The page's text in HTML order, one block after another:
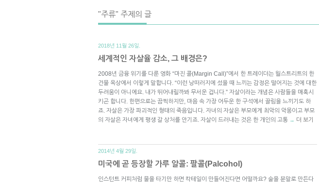
"주류" 주제의 글
2018년 11월 26일.
세계적인 자살율 감소, 그 배경은?
2008년 금융 위기를 다룬 영화 “마진 콜(Margin Call)”에서 한 트레이더는 월스트리트의 한
건물 옥상에서 이렇게 말합니다. “이런 낭떠러지에 섰을 때 느끼는 감정은 떨어지는 것에 대한
두려움이 아니에요. 내가 뛰어내릴까봐 무서운 겁니다.” 자살이라는 개념은 사람들을 매혹시
키곤 합니다. 한편으로는 끔찍하지만, 마음 속 가장 어두운 한 구석에서 끌림을 느끼기도 하
죠. 자살은 가장 파괴적인 형태의 죽음입니다. 자녀의 자살은 부모에게 최악의 악몽이고 부모
의 자살은 자녀에게 평생 갈 상처를 안기죠. 자살이 드러내는 것은 한 개인의 고통 → 더 보기
2014년 4월 29일.
미국에 곧 등장할 가루 알콜: 팔콜(Palcohol)
인스턴트 커피처럼 물을 타기만 하면 칵테일이 만들어진다면 어떨까요? 술을 분말로 만든다